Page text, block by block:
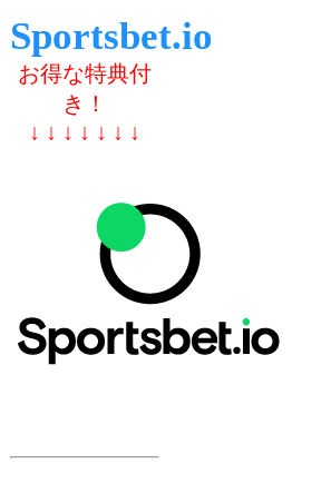
Sportsbet.io
お得な特典付
き！
↓ ↓ ↓ ↓ ↓ ↓ ↓